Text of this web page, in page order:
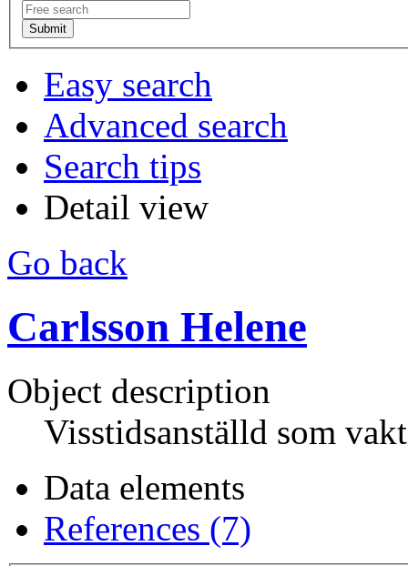
Easy search
Advanced search
Search tips
Detail view
Go back
Carlsson Helene
Object description
Visstidsanställd som
Data elements
References (7)